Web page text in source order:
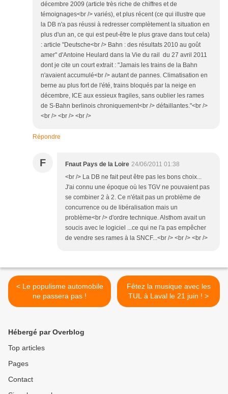
décembre 2009 (article très riche de chiffres et de
témoignages<br /> variés), et plus récent (ce qui illustre que
la DB n'a pas réussi à redresser complètement la situation en
plus d'un an, ce qui est peut-être le plus grave dans tout cela)
: article "Deutsche<br /> Bahn : des résultats 2010 au goût
amer" d'Antoine Heulard dans la Vie du rail du 27 avril 2011
dont je cite un court extrait : "Jamais les trains de la Bahn
n'avaient accumulé<br /> autant de pannes. Climatisation en
berne au plus fort de l'été, trains bloqués par la neige en
décembre, ICE aux essieux fragiles, sans oublier les rames
de S-Bahn berlinois chroniquement<br /> défaillantes."<br />
<br /> <br /> <br />
Répondre
F Fnaut Pays de la Loire 24/06/2011 01:38
<br /> La DB ne fait peut être pas les bons choix...
J'ai connu une époque où les TGV ne pouvaient pas
se combiner 2 à 2. Ce n'était pas un problème de
concurrence ou de libéralisation mais un
problème<br /> d'ordre technique. Alsthom avait un
soucis avec le logiciel ...ce qui ne l'a pas empêcher
de vendre ses rames à la SNCF...<br /> <br /> <br />
< Le populisme automobile
ne passera pas !
Fêtez la musique avec les
TUL à Laval le 21 juin ! >
Hébergé par Overblog
Top articles
Pages
Contact